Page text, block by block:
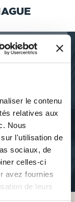
le contenu
relatives aux
Nous
l'utilisation de
sociaux, de
celles-ci
avez fournies
de leurs